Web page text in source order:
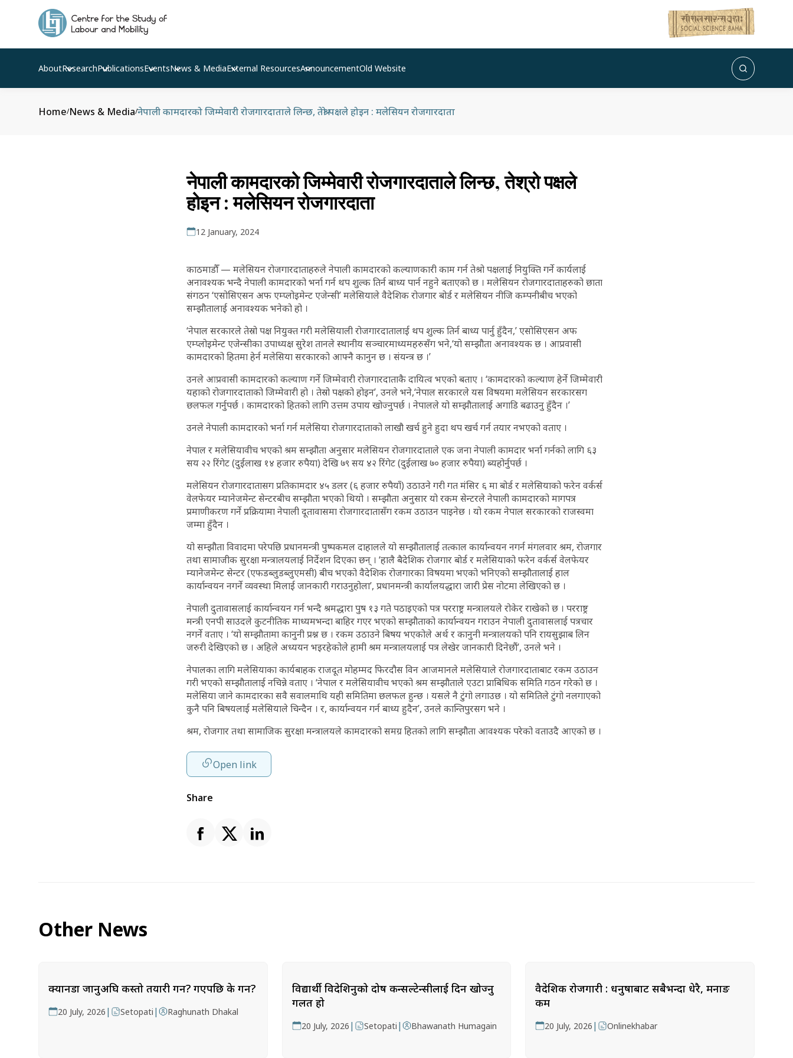
AboutResearchPublicationsEventsNews & MediaExternal ResourcesAnnouncementOld Website
Home/News & Media/नेपाली कामदारको जिम्मेवारी रोजगारदाताले लिन्छ, तेश्रो पक्षले होइन : मलेसियन रोजगारदाता
नेपाली कामदारको जिम्मेवारी रोजगारदाताले लिन्छ, तेश्रो पक्षले
होइन : मलेसियन रोजगारदाता
12 January, 2024
काठमाडौँ — मलेसियन रोजगारदाताहरुले नेपाली कामदारको कल्याणकारी काम गर्न तेश्रो पक्षलाई नियुक्ति गर्ने कार्यलाई
अनावश्यक भन्दै नेपाली कामदारको भर्ना गर्न थप शुल्क तिर्न बाध्य पार्न नहुने बताएको छ । मलेसियन रोजगारदाताहरुको छाता
संगठन ‘एसोसिएसन अफ एम्प्लोइमेन्ट एजेन्सी’ मलेसियाले वैदेशिक रोजगार बोर्ड र मलेसियन नीजि कम्पनीबीच भएको
सम्झौतालाई अनावश्यक भनेको हो ।
‘नेपाल सरकारले तेस्रो पक्ष नियुक्त गरी मलेसियाली रोजगारदातालाई थप शुल्क तिर्न बाध्य पार्नु हुँदैन,’ एसोसिएसन अफ
एम्प्लोइमेन्ट एजेन्सीका उपाध्यक्ष सुरेश तानले स्थानीय सञ्चारमाध्यमहरुसँग भने,‘यो सम्झौता अनावश्यक छ । आप्रवासी
कामदारको हितमा हेर्न मलेसिया सरकारको आफ्नै कानुन छ । संयन्त्र छ ।’
उनले आप्रवासी कामदारको कल्याण गर्ने जिम्मेवारी रोजगारदाताकै दायित्व भएको बताए । ‘कामदारको कल्याण हेर्ने जिम्मेवारी
यहाको रोजगारदाताको जिम्मेवारी हो । तेस्रो पक्षको होइन’, उनले भने,‘नेपाल सरकारले यस विषयमा मलेसियन सरकारसग
छलफल गर्नुपर्छ । कामदारको हितको लागि उत्तम उपाय खोज्नुपर्छ । नेपालले यो सम्झौतालाई अगाडि बढाउनु हुँदैन ।’
उनले नेपाली कामदारको भर्ना गर्न मलेसिया रोजगारदाताको लाखौ खर्च हुने हुदा थप खर्च गर्न तयार नभएको वताए ।
नेपाल र मलेसियावीच भएको श्रम सम्झौता अनुसार मलेसियन रोजगारदाताले एक जना नेपाली कामदार भर्ना गर्नको लागि ६३
सय २२ रिंगेट (दुईलाख १४ हजार रुपैया) देखि ७९ सय ४२ रिंगेट (दुईलाख ७० हजार रुपैया) ब्यहोर्नुपर्छ ।
मलेसियन रोजगारदातासग प्रतिकामदार ४५ डलर (६ हजार रुपैयाँ) उठाउने गरी गत मंसिर ६ मा बोर्ड र मलेसियाको फरेन वर्कर्स
वेलफेयर म्यानेजमेन्ट सेन्टरबीच सम्झौता भएको थियो । सम्झौता अनुसार यो रकम सेन्टरले नेपाली कामदारको मागपत्र
प्रमाणीकरण गर्ने प्रक्रियामा नेपाली दूतावासमा रोजगारदातासँग रकम उठाउन पाइनेछ । यो रकम नेपाल सरकारको राजस्वमा
जम्मा हुँदैन ।
यो सम्झौता विवादमा परेपछि प्रधानमन्त्री पुष्पकमल दाहालले यो सम्झौतालाई तत्काल कार्यान्वयन नगर्न मंगलवार श्रम, रोजगार
तथा सामाजीक सुरक्षा मन्त्रालयलाई निर्देशन दिएका छन् । ‘हालै बैदेशिक रोजगार बोर्ड र मलेसियाको फरेन वर्कर्स वेलफेयर
म्यानेजमेन्ट सेन्टर (एफडब्लुडब्लुएमसी) बीच भएको वैदेशिक रोजगारका विषयमा भएको भनिएको सम्झौतालाई हाल
कार्यान्वयन नगर्ने व्यवस्था मिलाई जानकारी गराउनुहोला’, प्रधानमन्त्री कार्यालयद्धारा जारी प्रेस नोटमा लेखिएको छ ।
नेपाली दुतावासलाई कार्यान्वयन गर्न भन्दै श्रमद्धारा पुष १३ गते पठाइएको पत्र परराष्ट्र मन्त्रालयले रोकेर राखेको छ । परराष्ट्र
मन्त्री एनपी साउदले कुटनीतिक माध्यमभन्दा बाहिर गएर भएको सम्झौताको कार्यान्वयन गराउन नेपाली दुतावासलाई पत्रचार
नगर्ने वताए । ‘यो सम्झौतामा कानुनी प्रश्न छ । रकम उठाउने बिषय भएकोले अर्थ र कानुनी मन्त्रालयको पनि रायसुझाब लिन
जरुरी देखिएको छ । अहिले अध्ययन भइरहेकोले हामी श्रम मन्त्रालयलाई पत्र लेखेर जानकारी दिनेछौं’, उनले भने ।
नेपालका लागि मलेसियाका कार्यबाहक राजदूत मोहम्मद फिरदौस विन आजमानले मलेसियाले रोजगारदाताबाट रकम उठाउन
गरी भएको सम्झौतालाई नचिन्ने वताए । ‘नेपाल र मलेसियावीच भएको श्रम सम्झौताले एउटा प्राबिधिक समिति गठन गरेको छ ।
मलेसिया जाने कामदारका सवै सवालमाथि यही समितिमा छलफल हुन्छ । यसले नै टुंगो लगाउछ । यो समितिले टुंगो नलगाएको
कुनै पनि बिषयलाई मलेसियाले चिन्दैन । र, कार्यान्वयन गर्न बाध्य हुदैन’, उनले कान्तिपुरसग भने ।
श्रम, रोजगार तथा सामाजिक सुरक्षा मन्त्रालयले कामदारको समग्र हितको लागि सम्झौता आवश्यक परेको वताउदै आएको छ ।
Open link
Share
Other News
क्यानडा जानुअघि कस्तो तयारी गर्ने? गएपछि के गर्ने?
20 July, 2026 | Setopati | Raghunath Dhakal
विद्यार्थी विदेशिनुको दोष कन्सल्टेन्सीलाई दिन खोज्नु
गलत हो
20 July, 2026 | Setopati | Bhawanath Humagain
वैदेशिक रोजगारी : धनुषाबाट सबैभन्दा धेरै, मनाङ
कम
20 July, 2026 | Onlinekhabar